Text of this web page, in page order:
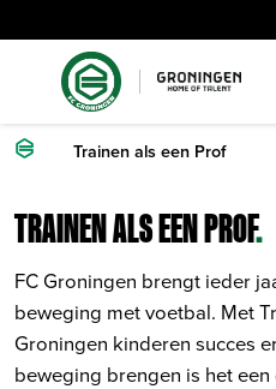
Trainen als een Prof
TRAINEN ALS EEN PROF.
FC Groningen brengt ieder
beweging met voetbal. Met
Groningen kinderen succes
beweging brengen is het